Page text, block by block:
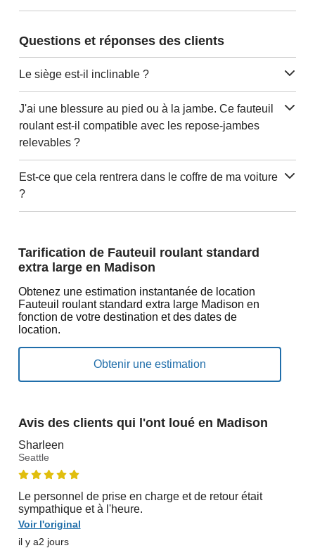
Questions et réponses des clients
Le siège est-il inclinable ?
J'ai une blessure au pied ou à la jambe. Ce fauteuil
roulant est-il compatible avec les repose-jambes
relevables ?
Est-ce que cela rentrera dans le coffre de ma voiture
?
Tarification de Fauteuil roulant standard
extra large en Madison
Obtenez une estimation instantanée de location
Fauteuil roulant standard extra large Madison en
fonction de votre destination et des dates de
location.
Avis des clients qui l'ont loué en Madison
Sharleen
Seattle
Le personnel de prise en charge et de retour était
sympathique et à l'heure.
Voir l'original
il y a2 jours